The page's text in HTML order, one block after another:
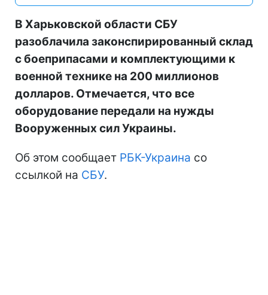
В Харьковской области СБУ
разоблачила законспирированный склад
с боеприпасами и комплектующими к
военной технике на 200 миллионов
долларов. Отмечается, что все
оборудование передали на нужды
Вооруженных сил Украины.
Об этом сообщает РБК-Украина со
ссылкой на СБУ.